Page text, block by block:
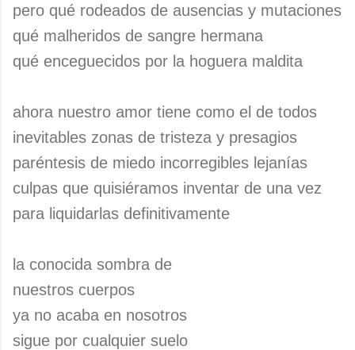
pero qué rodeados de ausencias y mutaciones
qué malheridos de sangre hermana
qué enceguecidos por la hoguera maldita
ahora nuestro amor tiene como el de todos
inevitables zonas de tristeza y presagios
paréntesis de miedo incorregibles lejanías
culpas que quisiéramos inventar de una vez
para liquidarlas definitivamente
la conocida sombra de
nuestros cuerpos
ya no acaba en nosotros
sigue por cualquier suelo